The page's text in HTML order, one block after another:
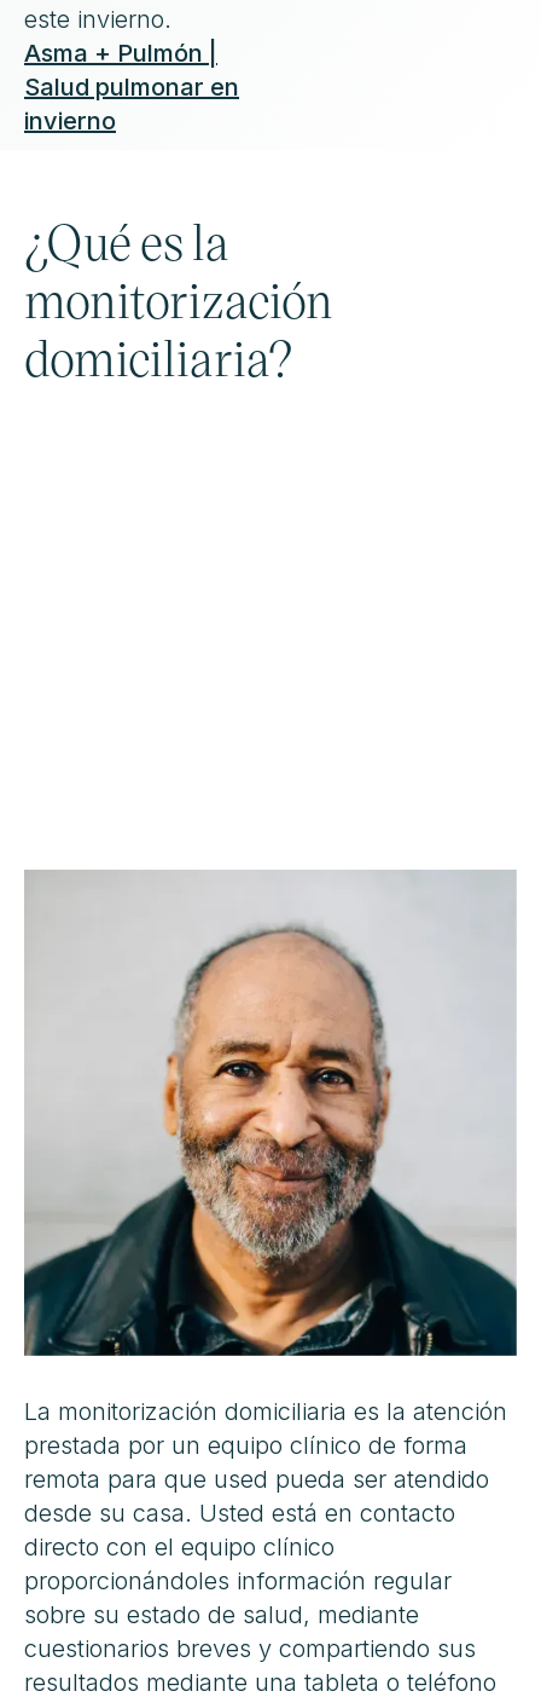
este invierno.
Asma + Pulmón |
Salud pulmonar en
invierno
¿Qué es la
monitorización
domiciliaria?
La monitorización domiciliaria es la atención
prestada por un equipo clínico de forma
remota para que used pueda ser atendido
desde su casa. Usted está en contacto
directo con el equipo clínico
proporcionándoles información regular
sobre su estado de salud, mediante
cuestionarios breves y compartiendo sus
resultados mediante una tableta o teléfono